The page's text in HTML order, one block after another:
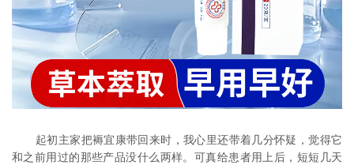
起初主家把褥宜康带回来时，我心里还带着几分怀疑，觉得它
和之前用过的那些产品没什么两样。可真给患者用上后，短短几天